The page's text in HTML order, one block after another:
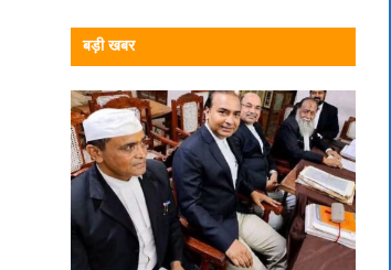
बड़ी खबर